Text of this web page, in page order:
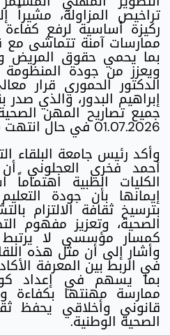
تراخيص المزاولة،
ركيزة أساسية لرفع
ممارسات آمنة تتماشى مع
بما يحمي حقوق المريض
ويعزز من جودة المنظومة
الدكتور الحموري قرار
جميع تصاريح المهن
01.07.2026 في حال انتهت مدتها قبل هذا التاريخ.
وأكد رئيس جامعة البلقاء
أحمد فخري العجلوني
الكليات الطبية اهتماماً
إيمانها بأن جودة
بترسيخ ثقافة الالتزام
الصحية، وتعزيز مفهوم
كمسار مؤسسي لا يرتبط
وأشار إلى أن مثل هذه
في الربط بين المعرفة
بما يسهم في إعداد
ممارسة مهنتها بكفاءة
قانوني وأخلاقي يحفظ
الصحية الوطنية.